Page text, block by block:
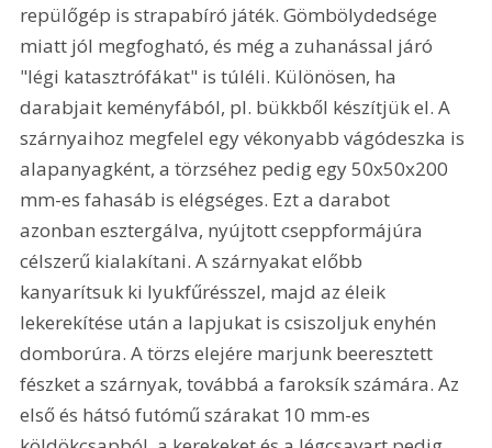
repülőgép is strapabíró játék. Gömbölydedsége
miatt jól megfogható, és még a zuhanással járó
"légi katasztrófákat" is túléli. Különösen, ha
darabjait keményfából, pl. bükkből készítjük el. A
szárnyaihoz megfelel egy vékonyabb vágódeszka is
alapanyagként, a törzséhez pedig egy 50x50x200
mm-es fahasáb is elégséges. Ezt a darabot
azonban esztergálva, nyújtott cseppformájúra
célszerű kialakítani. A szárnyakat előbb
kanyarítsuk ki lyukfűrésszel, majd az éleik
lekerekítése után a lapjukat is csiszoljuk enyhén
domborúra. A törzs elejére marjunk beeresztett
fészket a szárnyak, továbbá a faroksík számára. Az
első és hátsó futómű szárakat 10 mm-es